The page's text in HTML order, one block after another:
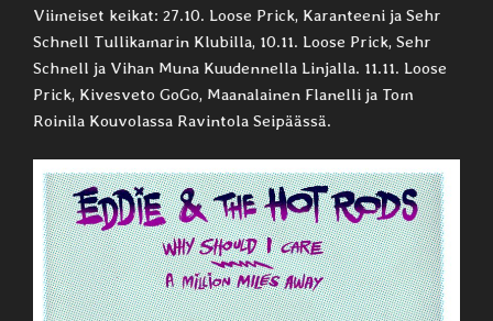
Viimeiset keikat: 27.10. Loose Prick, Karanteeni ja Sehr
Schnell Tullikamarin Klubilla, 10.11. Loose Prick, Sehr
Schnell ja Vihan Muna Kuudennella Linjalla. 11.11. Loose
Prick, Kivesveto GoGo, Maanalainen Flanelli ja Tom
Roinila Kouvolassa Ravintola Seipäässä.